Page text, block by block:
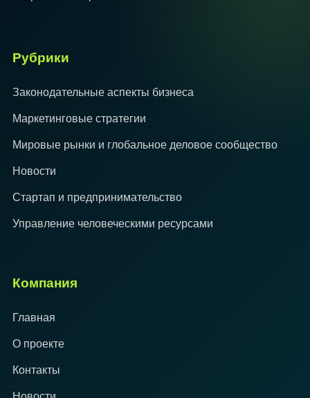
Рубрики
Законодательные аспекты бизнеса
Маркетинговые стратегии
Мировые рынки и глобальное деловое сообщество
Новости
Стартап и предпринимательство
Управление человеческими ресурсами
Компания
Главная
О проекте
Контакты